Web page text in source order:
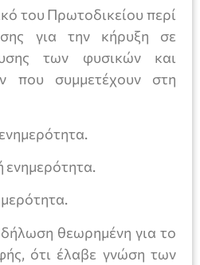
του Πρωτοδικείου περί
για την κήρυξη σε
των φυσικών και
που συμμετέχουν στη
θεωρημένη για το
ότι έλαβε γνώση των